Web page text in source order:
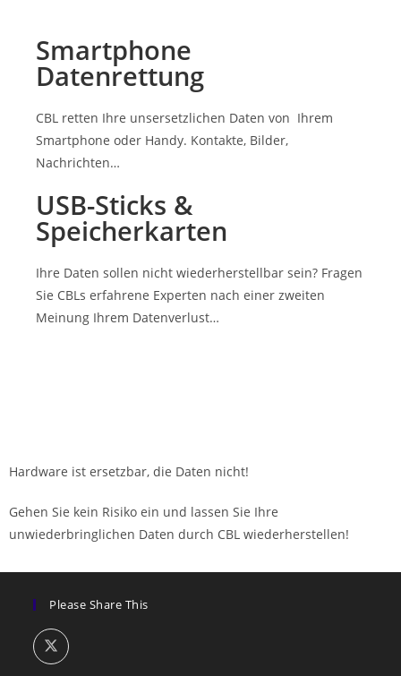
Smartphone
Datenrettung
CBL retten Ihre unsersetzlichen Daten von Ihrem
Smartphone oder Handy. Kontakte, Bilder,
Nachrichten…
USB-Sticks &
Speicherkarten
Ihre Daten sollen nicht wiederherstellbar sein? Fragen
Sie CBLs erfahrene Experten nach einer zweiten
Meinung Ihrem Datenverlust…
Hardware ist ersetzbar, die Daten nicht!
Gehen Sie kein Risiko ein und lassen Sie Ihre
unwiederbringlichen Daten durch CBL wiederherstellen!
Please Share This